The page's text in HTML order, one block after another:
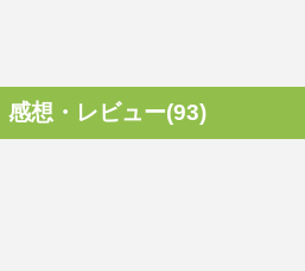
感想・レビュー(93)